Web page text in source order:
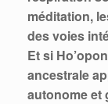
méditation,
des voies
Et si
ancestrale
autonome et